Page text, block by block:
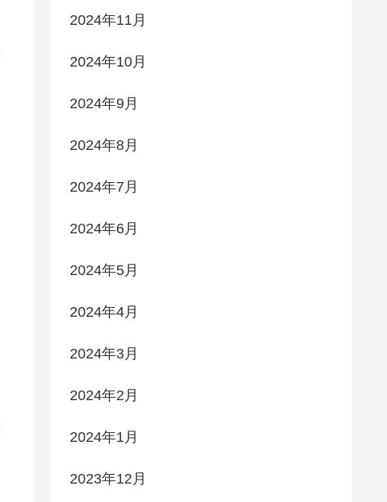
2024年11月
2024年10月
2024年9月
2024年8月
2024年7月
2024年6月
2024年5月
2024年4月
2024年3月
2024年2月
2024年1月
2023年12月